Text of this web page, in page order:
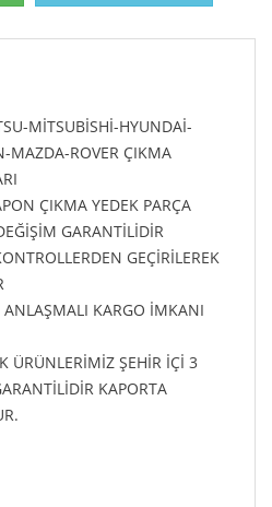
MİTSUBİSHİ-HYUNDAİ-
MAZDA-ROVER ÇIKMA
ÇIKMA YEDEK PARÇA
GARANTİLİDİR
GEÇİRİLEREK
ANLAŞMALI KARGO İMKANI
ÜRÜNLERİMİZ ŞEHİR İÇİ 3
KAPORTA